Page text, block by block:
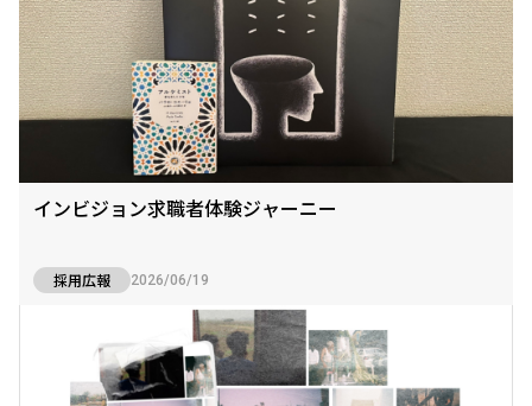
インビジョン求職者体験ジャーニー
採用広報 2026/06/19